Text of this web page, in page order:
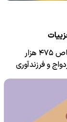
سخنگوی کمیسیون تلفیق بودجه ۱۴۰۵ از اختصاص ۴۷۵ هزار
و فرزندآوری